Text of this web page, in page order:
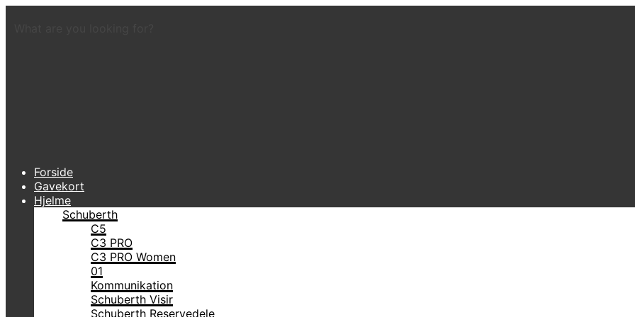
Forside
Gavekort
Hjelme
Schuberth
C5
C3 PRO
C3 PRO Women
01
Kommunikation
Schuberth Visir
Schuberth Reservedele